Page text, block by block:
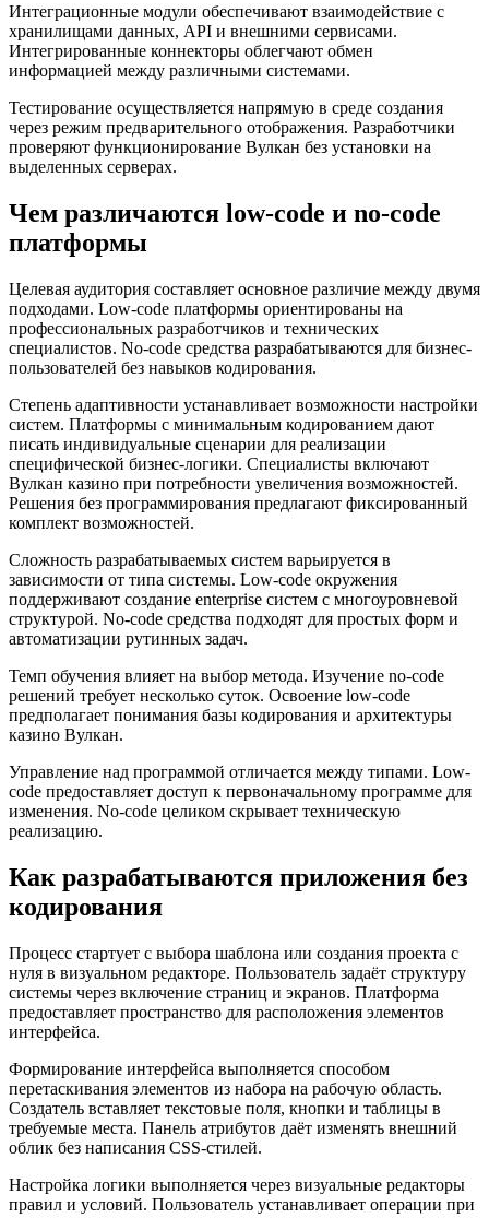
Интеграционные модули обеспечивают взаимодействие с
хранилищами данных, API и внешними сервисами.
Интегрированные коннекторы облегчают обмен
информацией между различными системами.
Тестирование осуществляется напрямую в среде создания
через режим предварительного отображения. Разработчики
проверяют функционирование Вулкан без установки на
выделенных серверах.
Чем различаются low-code и no-code
платформы
Целевая аудитория составляет основное различие между двумя
подходами. Low-code платформы ориентированы на
профессиональных разработчиков и технических
специалистов. No-code средства разрабатываются для бизнес-
пользователей без навыков кодирования.
Степень адаптивности устанавливает возможности настройки
систем. Платформы с минимальным кодированием дают
писать индивидуальные сценарии для реализации
специфической бизнес-логики. Специалисты включают
Вулкан казино при потребности увеличения возможностей.
Решения без программирования предлагают фиксированный
комплект возможностей.
Сложность разрабатываемых систем варьируется в
зависимости от типа системы. Low-code окружения
поддерживают создание enterprise систем с многоуровневой
структурой. No-code средства подходят для простых форм и
автоматизации рутинных задач.
Темп обучения влияет на выбор метода. Изучение no-code
решений требует несколько суток. Освоение low-code
предполагает понимания базы кодирования и архитектуры
казино Вулкан.
Управление над программой отличается между типами. Low-
code предоставляет доступ к первоначальному программе для
изменения. No-code целиком скрывает техническую
реализацию.
Как разрабатываются приложения без
кодирования
Процесс стартует с выбора шаблона или создания проекта с
нуля в визуальном редакторе. Пользователь задаёт структуру
системы через включение страниц и экранов. Платформа
предоставляет пространство для расположения элементов
интерфейса.
Формирование интерфейса выполняется способом
перетаскивания элементов из набора на рабочую область.
Создатель вставляет текстовые поля, кнопки и таблицы в
требуемые места. Панель атрибутов даёт изменять внешний
облик без написания CSS-стилей.
Настройка логики выполняется через визуальные редакторы
правил и условий. Пользователь устанавливает операции при